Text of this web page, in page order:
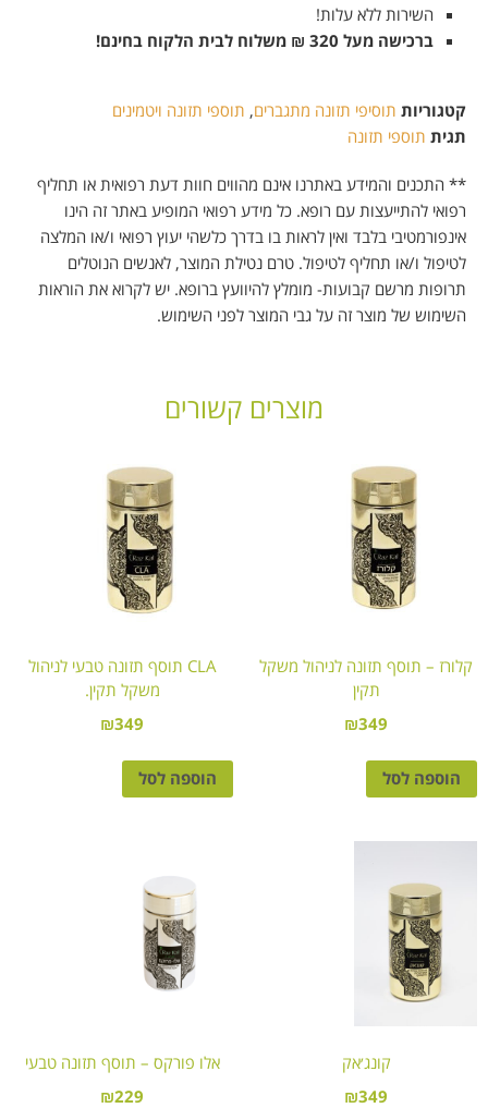
השירות ללא עלות!
ברכישה מעל 320
₪ משלוח לבית הלקוח בחינם!
קטגוריות תוסיפי תזונה מתגברים, תוספי תזונה ויטמינים
תגית תוספי תזונה
** התכנים והמידע באתרנו אינם מהווים חוות דעת רפואית או תחליף
רפואי להתייעצות עם רופא. כל מידע רפואי המופיע באתר זה הינו
אינפורמטיבי בלבד ואין לראות בו בדרך כלשהי יעוץ רפואי ו/או המלצה
לטיפול ו/או תחליף לטיפול. טרם נטילת המוצר, לאנשים הנוטלים
תרופות מרשם קבועות- מומלץ להיוועץ ברופא. יש לקרוא את הוראות
השימוש של מוצר זה על גבי המוצר לפני השימוש.
מוצרים קשורים
קלורז – תוסף תזונה לניהול משקל
תקין
₪349
הוספה לסל
CLA תוסף תזונה טבעי לניהול
משקל תקין.
₪349
הוספה לסל
קונג׳אק
₪349
אלו פורקס – תוסף תזונה טבעי
₪229